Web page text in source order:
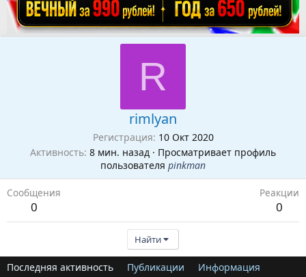
R
rimlyan
Регистрация 10 Окт 2020
Активность 8 мин. назад · Просматривает профиль
пользователя pinkman
Сообщения
0
Реакции
0
Найти
Последняя активность Публикации Информация